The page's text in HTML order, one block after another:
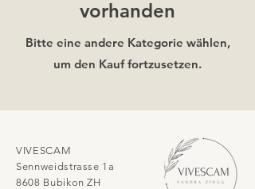
vorhanden
Bitte eine andere Kategorie wählen,
um den Kauf fortzusetzen.
VIVESCAM
Sennweidstrasse 1a
8608 Bubikon ZH​